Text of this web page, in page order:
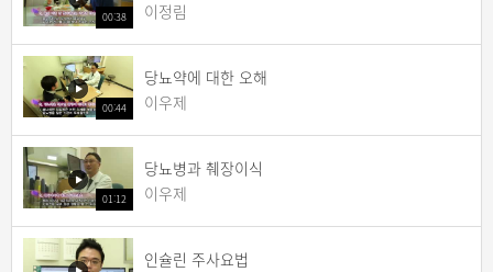
00:38
이정림
00:44
당뇨약에 대한 오해
이우제
01:12
당뇨병과 췌장이식
이우제
인슐린 주사요법